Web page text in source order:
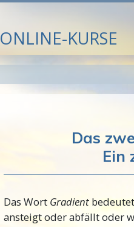
ONLINE-KURSE
Das
Ein
Das Wort Gradient
ansteigt oder abfällt oder